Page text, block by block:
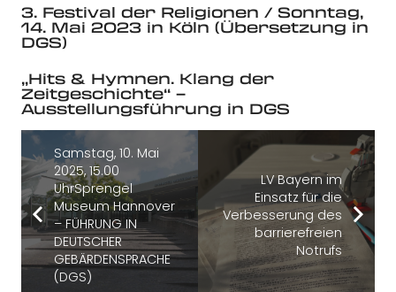
3. Festival der Religionen / Sonntag,
14. Mai 2023 in Köln (Übersetzung in
DGS)
„Hits & Hymnen. Klang der
Zeitgeschichte“ –
Ausstellungsführung in DGS
Samstag, 10. Mai
2025, 15.00
UhrSprengel
Museum Hannover
– FÜHRUNG IN
DEUTSCHER
GEBÄRDENSPRACHE
(DGS)
LV Bayern im
Einsatz für die
Verbesserung des
barrierefreien
Notrufs